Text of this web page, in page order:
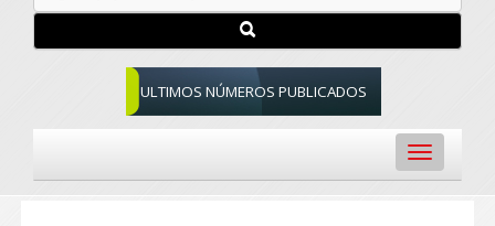
ULTIMOS NÚMEROS PUBLICADOS
Toggle
navigation